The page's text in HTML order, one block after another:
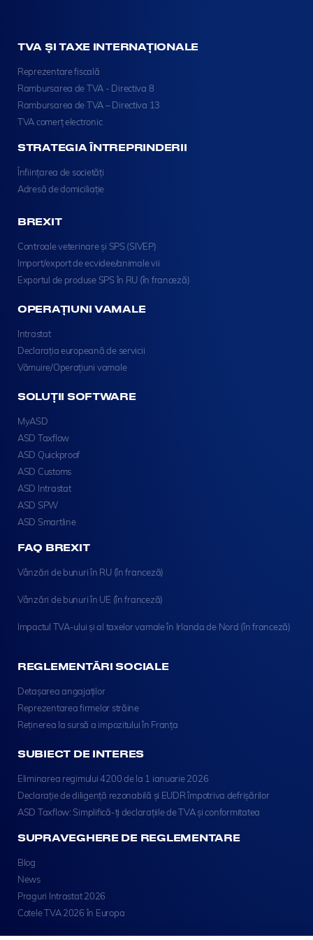
TVA ȘI TAXE INTERNAȚIONALE
Reprezentare fiscală
Rambursarea de TVA - Directiva 8
Rambursarea de TVA – Directiva 13
TVA comerț electronic
STRATEGIA ÎNTREPRINDERII
Înființarea de societăți
Adresă de domiciliație
BREXIT
Controale veterinare și SPS (SIVEP)
Import/export de ecvidee/animale vii
Exportul de produse SPS în RU (în franceză)
OPERAȚIUNI VAMALE
Intrastat
Declarația europeană de servicii
Vămuire/Operațiuni vamale
SOLUȚII SOFTWARE
MyASD
ASD Taxflow
ASD Quickproof
ASD Customs
ASD Intrastat
ASD SPW
ASD Smartline
FAQ BREXIT
Vânzări de bunuri în RU (în franceză)
Vânzări de bunuri în UE (în franceză)
Impactul TVA-ului și al taxelor vamale în Irlanda de Nord (în franceză)
REGLEMENTĂRI SOCIALE
Detașarea angajaților
Reprezentarea firmelor străine
Reținerea la sursă a impozitului în Franța
SUBIECT DE INTERES
Eliminarea regimului 4200 de la 1 ianuarie 2026
Declarație de diligență rezonabilă și EUDR împotriva defrișărilor
ASD Taxflow: Simplifică-ți declarațiile de TVA și conformitatea
SUPRAVEGHERE DE REGLEMENTARE
Blog
News
Praguri Intrastat 2026
Cotele TVA 2026 în Europa